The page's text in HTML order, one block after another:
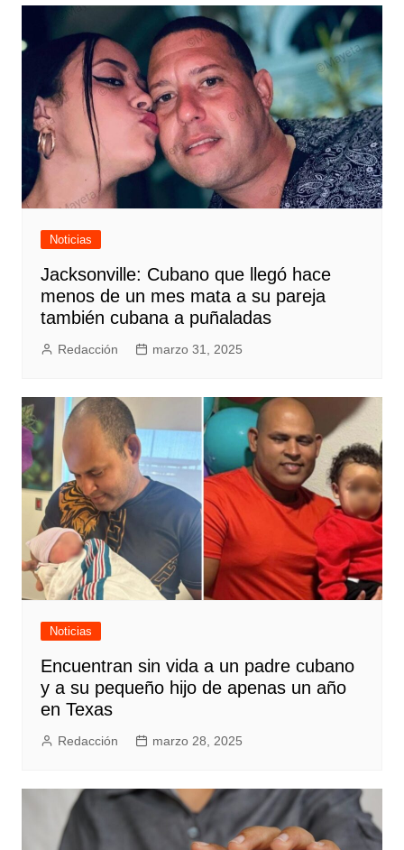
Noticias
Jacksonville: Cubano que llegó hace
menos de un mes mata a su pareja
también cubana a puñaladas
Redacción marzo 31, 2025
Noticias
Encuentran sin vida a un padre cubano
y a su pequeño hijo de apenas un año
en Texas
Redacción marzo 28, 2025